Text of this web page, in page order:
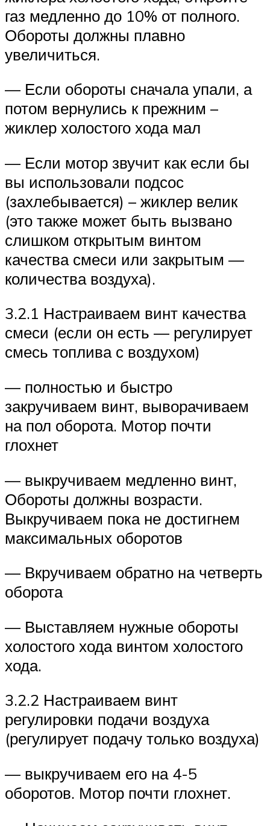
газ медленно до 10% от полного.
Обороты должны плавно
увеличиться.
— Если обороты сначала упали, а
потом вернулись к прежним –
жиклер холостого хода мал
— Если мотор звучит как если бы
вы использовали подсос
(захлебывается) – жиклер велик
(это также может быть вызвано
слишком открытым винтом
качества смеси или закрытым —
количества воздуха).
3.2.1 Настраиваем винт качества
смеси (если он есть — регулирует
смесь топлива с воздухом)
— полностью и быстро
закручиваем винт, выворачиваем
на пол оборота. Мотор почти
глохнет
— выкручиваем медленно винт,
Обороты должны возрасти.
Выкручиваем пока не достигнем
максимальных оборотов
— Вкручиваем обратно на четверть
оборота
— Выставляем нужные обороты
холостого хода винтом холостого
хода.
3.2.2 Настраиваем винт
регулировки подачи воздуха
(регулирует подачу только воздуха)
— выкручиваем его на 4-5
оборотов. Мотор почти глохнет.